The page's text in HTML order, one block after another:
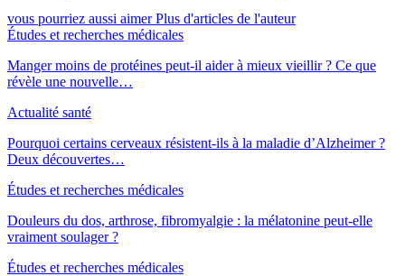
vous pourriez aussi aimer Plus d'articles de l'auteur
Études et recherches médicales
Manger moins de protéines peut-il aider à mieux vieillir ? Ce que
révèle une nouvelle…
Actualité santé
Pourquoi certains cerveaux résistent-ils à la maladie d’Alzheimer ?
Deux découvertes…
Études et recherches médicales
Douleurs du dos, arthrose, fibromyalgie : la mélatonine peut-elle
vraiment soulager ?
Études et recherches médicales